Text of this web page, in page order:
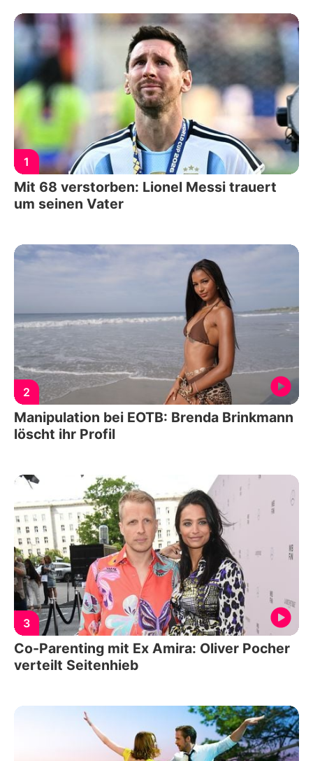
1
Mit 68 verstorben: Lionel Messi trauert
um seinen Vater
2
Manipulation bei EOTB: Brenda Brinkmann
löscht ihr Profil
3
Co-Parenting mit Ex Amira: Oliver Pocher
verteilt Seitenhieb